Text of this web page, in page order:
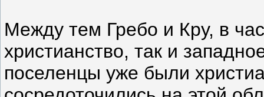
Между тем Гребо и Кру, в
христианство, так и
поселенцы уже были